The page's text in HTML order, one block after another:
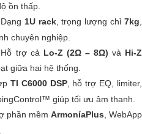
ồn thấp.
1U rack, trọng lượng chỉ7kg
chuyên nghiệp.
trợ cả Lo-Z (2Ω – 8Ω) và Hi-Z
giữa hai hệ thống.
TI C6000 DSP, hỗ trợ EQ, limiter,
giúp tối ưu âm thanh.
phần mềm ArmoníaPlus, WebApp